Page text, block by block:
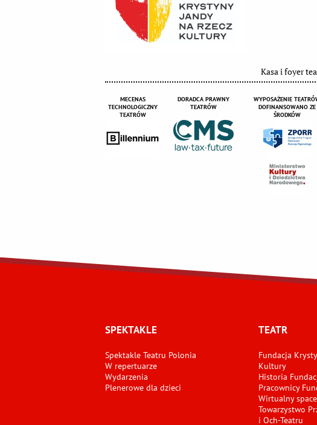
Kasa i foyer
MECENAS
TECHNOLOGICZNY
TEATRÓW
DORADCA PRAWNY
TEATRÓW
WYPOSAŻENIE
DOFINANSOWANO ZE
ŚRODKÓW
SPEKTAKLE
Spektakle Teatru Polonia
W repertuarze
Wydarzenia
Plenerowe dla dzieci
TEATR
Fundacja
Kultury
Historia
Pracownicy
Wirtualny
Towarzystwo
i Och-Teatru